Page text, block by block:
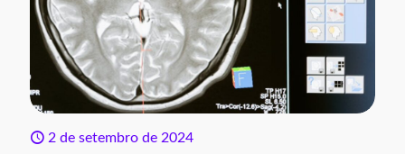
2 de setembro de 2024